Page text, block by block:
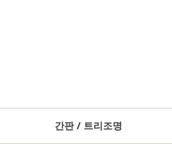
간판 / 트리조명